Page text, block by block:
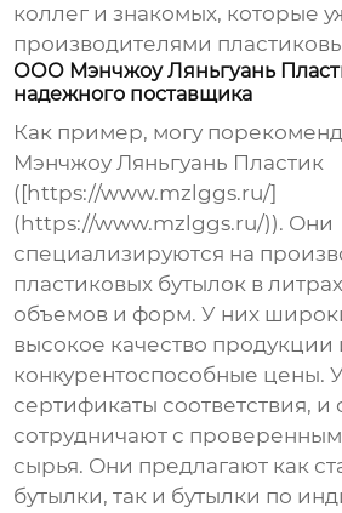
коллег и знакомых, которые
производителями
ООО Мэнчжоу Ляньгуань
надежного поставщика
Как пример, могу
Мэнчжоу Ляньгуань Пластик
([https://www.mzlggs.ru/]
(https://www.mzlggs.ru/)). Они
специализируются на
пластиковых бутылок в литрах
объемов и форм. У них
высокое качество продукции
конкурентоспособные цены.
сертификаты соответствия, и
сотрудничают с
сырья. Они предлагают как
бутылки, так и бутылки по